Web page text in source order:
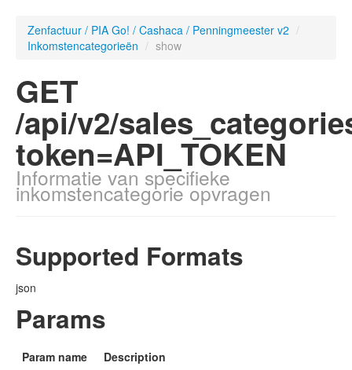
Zenfactuur / PIA Go! / Cashaca / Penningmeester v2 /
Inkomstencategorieën / show
GET
/api/v2/
token=API_TOKEN
Informatie van specifieke
inkomstencategorie opvragen
Supported Formats
json
Params
Param name
Description